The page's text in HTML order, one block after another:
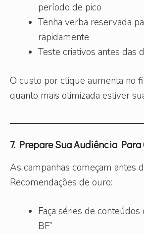
período de pico
Tenha verba reservada
rapidamente
Teste criativos antes das
O custo por clique aumenta no
quanto mais otimizada estiver
7. Prepare Sua Audiência
As campanhas começam antes
Recomendações de ouro:
Faça séries de conteúdos
BF”